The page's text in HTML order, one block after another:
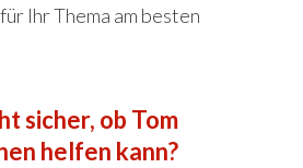
Ihr Thema am besten
sicher, ob Tom
helfen kann?